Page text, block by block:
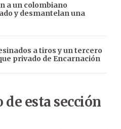
a un colombiano
y desmantelan una
a tiros y un tercero
privado de Encarnación
esta sección